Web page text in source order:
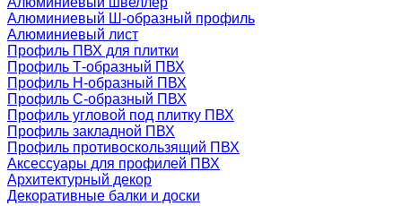
Алюминиевый Ш-образный профиль
Алюминиевый лист
Профиль ПВХ для плитки
Профиль Т-образный ПВХ
Профиль H-образный ПВХ
Профиль C-образный ПВХ
Профиль угловой под плитку ПВХ
Профиль закладной ПВХ
Профиль противоскользящий ПВХ
Аксессуары для профилей ПВХ
Архитектурный декор
Декоративные балки и доски